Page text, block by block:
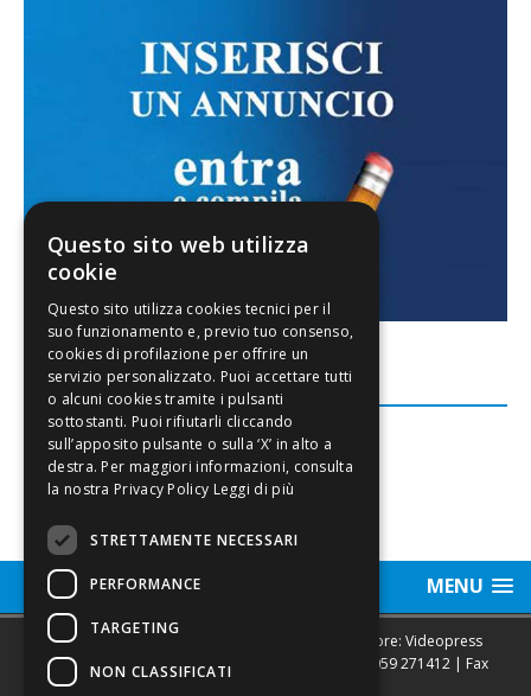
FACEBOOK
MENU
Sede legale, Redazione, pubblicità e annunci Editore: Videopress
Modena S.r.l. via Emilia Est, 402/6 - Modena | Tel.
059 271412 | Fax
Questo sito web utilizza
cookie
Leggi di più
STRETTAMENTE NECESSARI
PERFORMANCE
TARGETING
NON CLASSIFICATI